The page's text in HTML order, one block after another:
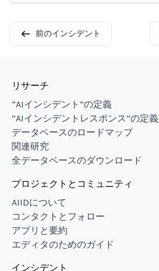
前のインシデント
リサーチ
“AIインシデント”の定義
“AIインシデントレスポンス”の定義
データベースのロードマップ
関連研究
全データベースのダウンロード
プロジェクトとコミュニティ
AIIDについて
コンタクトとフォロー
アプリと要約
エディタのためのガイド
インシデント